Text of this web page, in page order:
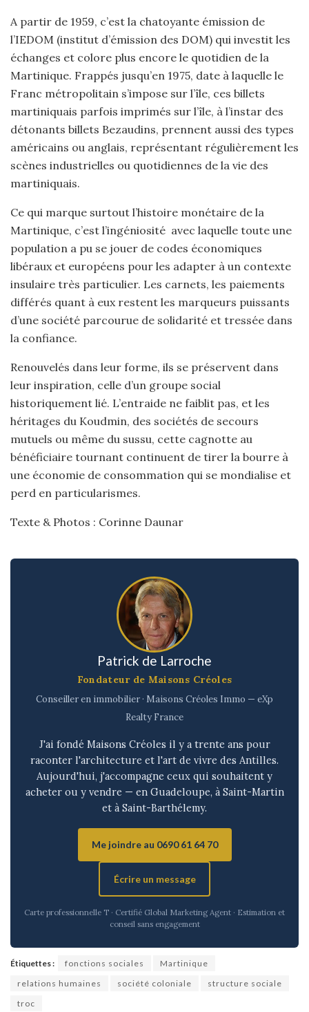
A partir de 1959, c’est la chatoyante émission de
l’IEDOM (institut d’émission des DOM) qui investit les
échanges et colore plus encore le quotidien de la
Martinique. Frappés jusqu’en 1975, date à laquelle le
Franc métropolitain s’impose sur l’île, ces billets
martiniquais parfois imprimés sur l’île, à l’instar des
détonants billets Bezaudins, prennent aussi des types
américains ou anglais, représentant régulièrement les
scènes industrielles ou quotidiennes de la vie des
martiniquais.
Ce qui marque surtout l’histoire monétaire de la
Martinique, c’est l’ingéniosité avec laquelle toute une
population a pu se jouer de codes économiques
libéraux et européens pour les adapter à un contexte
insulaire très particulier. Les carnets, les paiements
différés quant à eux restent les marqueurs puissants
d’une société parcourue de solidarité et tressée dans
la confiance.
Renouvelés dans leur forme, ils se préservent dans
leur inspiration, celle d’un groupe social
historiquement lié. L’entraide ne faiblit pas, et les
héritages du Koudmin, des sociétés de secours
mutuels ou même du sussu, cette cagnotte au
bénéficiaire tournant continuent de tirer la bourre à
une économie de consommation qui se mondialise et
perd en particularismes.
Texte & Photos : Corinne Daunar
Patrick de Larroche
Fondateur de Maisons Créoles
Conseiller en immobilier · Maisons Créoles Immo — eXp
Realty France
J'ai fondé Maisons Créoles il y a trente ans pour
raconter l'architecture et l'art de vivre des Antilles.
Aujourd'hui, j'accompagne ceux qui souhaitent y
acheter ou y vendre — en Guadeloupe, à Saint-Martin
et à Saint-Barthélemy.
Me joindre au 0690 61 64 70
Écrire un message
Carte professionnelle T · Certifié Global Marketing Agent · Estimation et
conseil sans engagement
Étiquettes : fonctions sociales
Martinique
relations humaines
société coloniale
structure sociale
troc